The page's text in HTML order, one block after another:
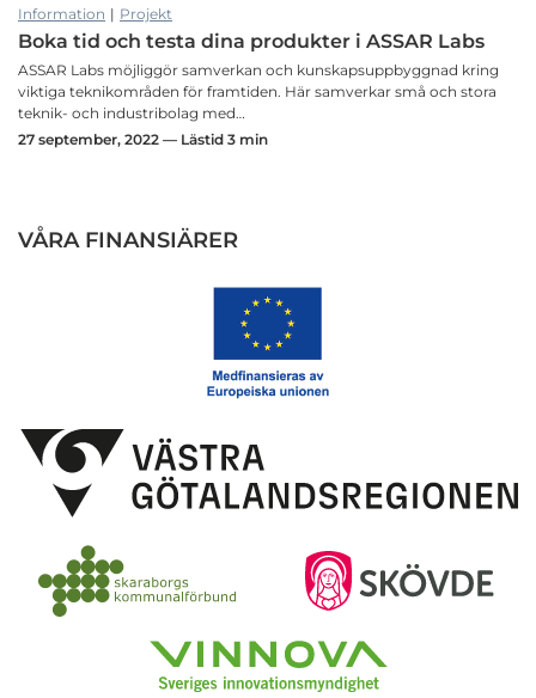
Information | Projekt
Boka tid och testa dina produkter i ASSAR Labs
ASSAR Labs möjliggör samverkan och kunskapsuppbyggnad kring
viktiga teknikområden för framtiden. Här samverkar små och stora
teknik- och industribolag med…
27 september, 2022 — Lästid 3 min
VÅRA FINANSIÄRER